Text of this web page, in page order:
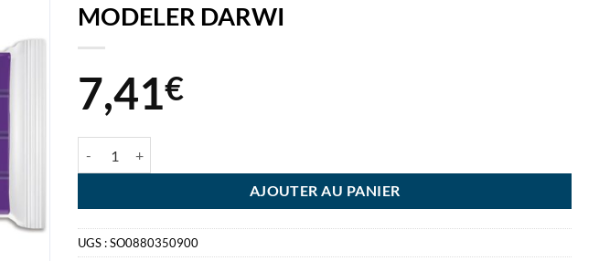
MODELER DARWI
7,41€
AJOUTER AU PANIER
UGS :SO0880350900